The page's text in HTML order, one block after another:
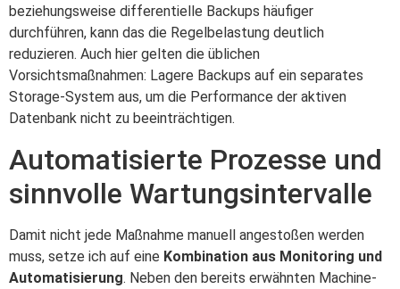
beziehungsweise differentielle Backups häufiger
durchführen, kann das die Regelbelastung deutlich
reduzieren. Auch hier gelten die üblichen
Vorsichtsmaßnahmen: Lagere Backups auf ein separates
Storage-System aus, um die Performance der aktiven
Datenbank nicht zu beeinträchtigen.
Automatisierte Prozesse und
sinnvolle Wartungsintervalle
Damit nicht jede Maßnahme manuell angestoßen werden
muss, setze ich auf eine Kombination aus Monitoring und
Automatisierung. Neben den bereits erwähnten Machine-